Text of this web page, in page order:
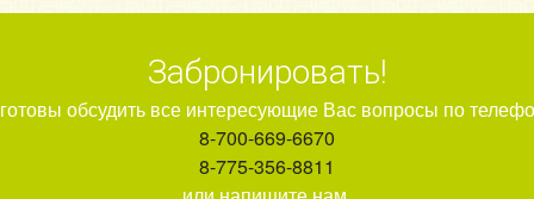
Забронировать!
обсудить все интересующие Вас вопросы по
8-700-669-6670
8-775-356-8811